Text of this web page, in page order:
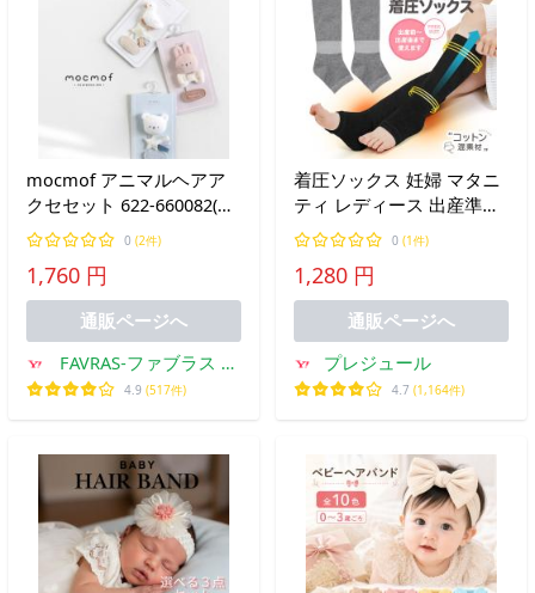
mocmof アニマルヘアア
クセセット 622-660082(ベ
ビー ヘアクリップ 女の子
男の子 かわいい おしゃれ
動物 ヘアアクセ 面ファス
ナー 0歳 出産祝い 贈り物)
0 (2件)
1,760 円
通販ページへ
FAVRAS-ファブラス 雑
貨&ギフト
4.9 (517件)
着圧ソックス 妊婦 マタニ
ティ レディース 出産準備
産前産後 女性用 グッズ 夜
用 寝る時 靴下 フリーサイ
ズ ひざ下 プレジュール
0 (1件)
1,280 円
通販ページへ
プレジュール
4.7 (1,164件)